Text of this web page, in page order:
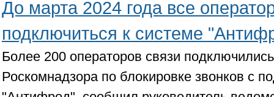
До марта 2024 года все
подключиться к системе
Более 200 операторов связи
Роскомнадзора по блокировке звонков с